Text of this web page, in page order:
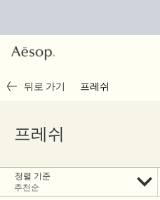
뒤로 가기 프레쉬
프레쉬
정렬 기준